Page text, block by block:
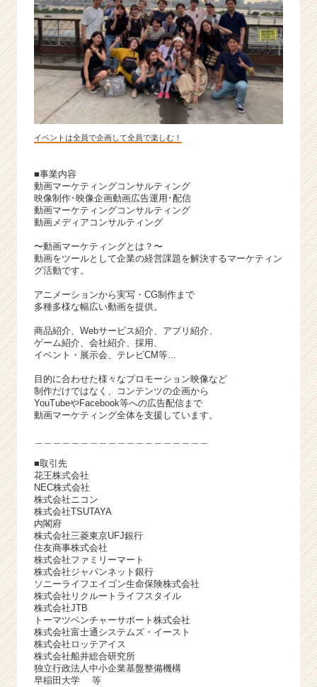
イベントは全員で企画して全員で楽しむ！
■事業内容
動画マーケティングコンサルティング
映像制作･映像企画動画広告運用･配信
動画マーケティングコンサルティング
動画メディアコンサルティング
〜動画マーケティングとは？〜
動画をツールとして企業の経営課題を解決するマーケティン
グ活動です。
アニメーションから実写・CG制作まで
多種多様な幅広い動画を提供。
商品紹介、Webサービス紹介、アプリ紹介、
ゲーム紹介、会社紹介、採用、
イベント・展示会、テレビCM等...
目的に合わせた様々なプロモーション映像など
制作だけではなく、コンテンツの企画から
YouTubeやFacebook等への広告配信まで
動画マーケティング全体を支援しています。
■取引先
花王株式会社
NEC株式会社
株式会社ニコン
株式会社TSUTAYA
内閣府
株式会社三菱東京UFJ銀行
住友商事株式会社
株式会社ファミリーマート
株式会社ジャパンネット銀行
ソニーライフエイゴン生命保険株式会社
株式会社リクルートライフスタイル
株式会社JTB
トーマツベンチャーサポート株式会社
株式会社富士通システムズ・イースト
株式会社ロッテアイス
株式会社船井総合研究所
独立行政法人中小企業基盤整備機構
早稲田大学 等